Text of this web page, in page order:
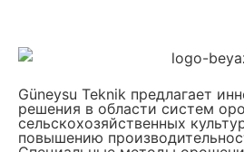
Güneysu Teknik предлагает
решения в области систем
сельскохозяйственных
повышению